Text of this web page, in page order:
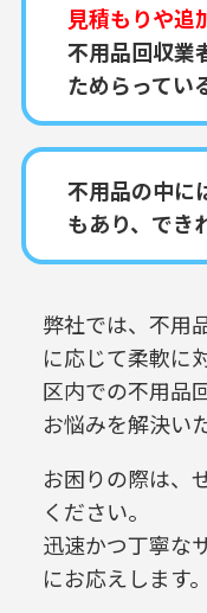
見積もりや追
不用品回収業
ためらってい
不用品の中に
もあり、でき
弊社では、不用
に応じて柔軟に
区内での不用品
お悩みを解決い
お困りの際は、
ください。
迅速かつ丁寧な
にお応えします。